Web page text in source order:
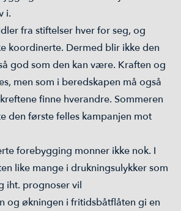
i.
fra stiftelser hver for seg, og
koordinerte. Dermed blir ikke den
god som den kan være. Kraften og
men som i beredskapen må også
finne hverandre. Sommeren
den første felles kampanjen mot
forebygging monner ikke nok. I
like mange i drukningsulykker som
iht. prognoser vil
og økningen i fritidsbåtflåten gi en